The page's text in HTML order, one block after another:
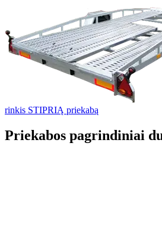
rinkis STIPRIĄ priekabą
Priekabos pagrindiniai